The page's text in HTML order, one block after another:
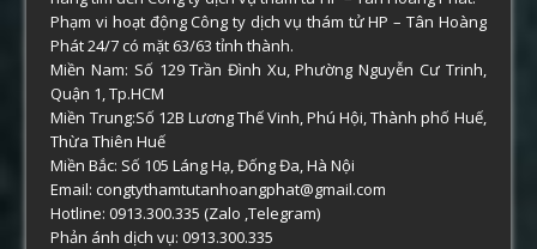
Phạm vi hoạt động Công ty dịch vụ thám tử HP – Tân Hoàng
Phát 24/7 có mặt 63/63 tỉnh thành.
Miền Nam: Số 129 Trần Đình Xu, Phường Nguyễn Cư Trinh,
Quận 1, Tp.HCM
Miền Trung:Số 12B Lương Thế Vinh, Phú Hội, Thành phố Huế,
Thừa Thiên Huế
Miền Bắc: Số 105 Láng Hạ, Đống Đa, Hà Nội
Email: congtythamtutanhoangphat@gmail.com
Hotline: 0913.300.335 (Zalo ,Telegram)
Phản ánh dịch vụ: 0913.300.335